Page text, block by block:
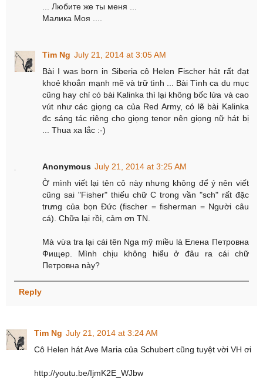
... Любите же ты меня ...
Малика Моя ....
Tim Ng July 21, 2014 at 3:05 AM
Bài I was born in Siberia cô Helen Fischer hát rất đạt
khoẻ khoắn mạnh mẽ và trữ tình ... Bài Tình ca du mục
cũng hay chỉ có bài Kalinka thì lại không bốc lửa và cao
vút như các giọng ca của Red Army, có lẽ bài Kalinka
đc sáng tác riêng cho giọng tenor nên giọng nữ hát bị
... Thua xa lắc :-)
Anonymous July 21, 2014 at 3:25 AM
Ờ mình viết lại tên cô này nhưng không để ý nên viết
cũng sai "Fisher" thiếu chữ C trong vần "sch" rất đặc
trưng của bọn Đức (fischer = fisherman = Người câu
cá). Chữa lại rồi, cảm ơn TN.
Mà vừa tra lại cái tên Nga mỹ miều là Елена Петровна
Фищер. Mình chịu không hiểu ở đâu ra cái chữ
Петровна này?
Reply
Tim Ng July 21, 2014 at 3:24 AM
Cô Helen hát Ave Maria của Schubert cũng tuyệt vời VH ơi
http://youtu.be/IjmK2E_WJbw